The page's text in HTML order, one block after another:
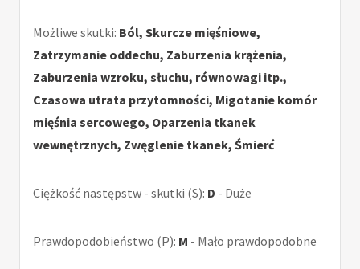
Możliwe skutki: Ból, Skurcze mięśniowe,
Zatrzymanie oddechu, Zaburzenia krążenia,
Zaburzenia wzroku, słuchu, równowagi itp.,
Czasowa utrata przytomności, Migotanie komór
mięśnia sercowego, Oparzenia tkanek
wewnętrznych, Zwęglenie tkanek, Śmierć
Ciężkość następstw - skutki (S): D - Duże
Prawdopodobieństwo (P): M - Mało prawdopodobne